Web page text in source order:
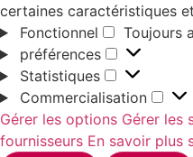
certaines caractéristiques
Fonctionnel
Toujours
préférences
Statistiques
Commercialisation
Gérer les options Gérer les
fournisseurs En savoir plus